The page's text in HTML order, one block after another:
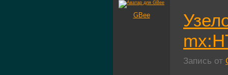
GBee
Запись от